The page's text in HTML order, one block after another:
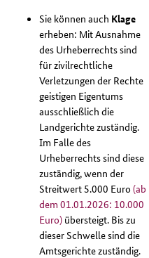
Sie können auch Klage
erheben: Mit Ausnahme
des Urheberrechts sind
für zivilrechtliche
Verletzungen der Rechte
geistigen Eigentums
ausschließlich die
Landgerichte zuständig.
Im Falle des
Urheberrechts sind diese
zuständig, wenn der
Streitwert 5.000 Euro(ab
dem 01.01.2026: 10.000
Euro) übersteigt. Bis zu
dieser Schwelle sind die
Amtsgerichte zuständig.